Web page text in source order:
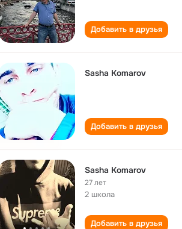
Добавить в друзья
Sasha Komarov
Добавить в друзья
Sasha Komarov
27 лет
2 школа
Добавить в друзья